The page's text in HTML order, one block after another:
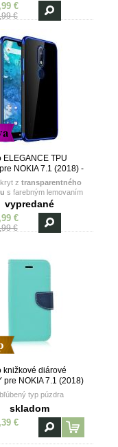
€
€
ELEGANCE TPU
NOKIA 7.1 (2018) -
z transparentného
s farebným lemovaním
vypredané
€
€
knižkové diárové
pre NOKIA 7.1 (2018)
modrétyp púzdra
skladom
€